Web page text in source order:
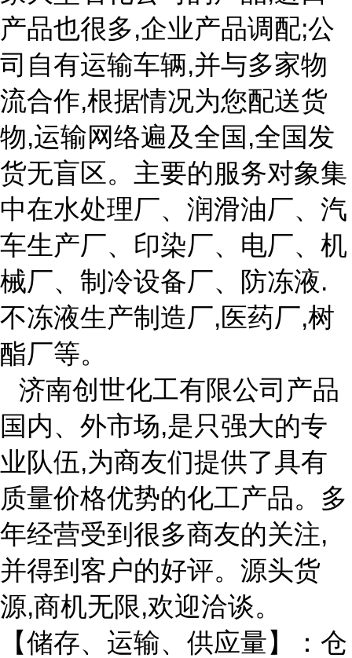
产品也很多,企业产品调配;公
司自有运输车辆,并与多家物
流合作,根据情况为您配送货
物,运输网络遍及全国,全国发
货无盲区。主要的服务对象集
中在水处理厂、润滑油厂、汽
车生产厂、印染厂、电厂、机
械厂、制冷设备厂、防冻液.
不冻液生产制造厂,医药厂,树
酯厂等。
济南创世化工有限公司产品
国内、外市场,是只强大的专
业队伍,为商友们提供了具有
质量价格优势的化工产品。多
年经营受到很多商友的关注,
并得到客户的好评。源头货
源,商机无限,欢迎洽谈。
【储存、运输、供应量】：仓